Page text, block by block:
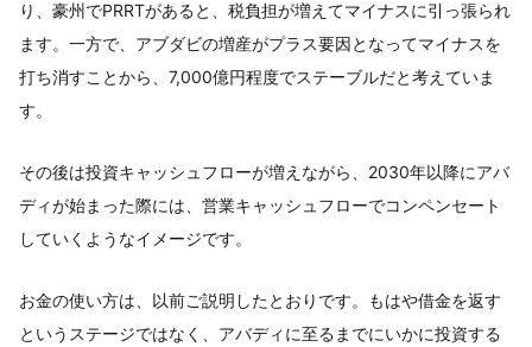
り、豪州でPRRTがあると、税負担が増えてマイナスに引っ張られ
ます。一方で、アブダビの増産がプラス要因となってマイナスを
打ち消すことから、7,000億円程度でステーブルだと考えていま
す。
その後は投資キャッシュフローが増えながら、2030年以降にアバ
ディが始まった際には、営業キャッシュフローでコンペンセート
していくようなイメージです。
お金の使い方は、以前ご説明したとおりです。もはや借金を返す
というステージではなく、アバディに至るまでにいかに投資する